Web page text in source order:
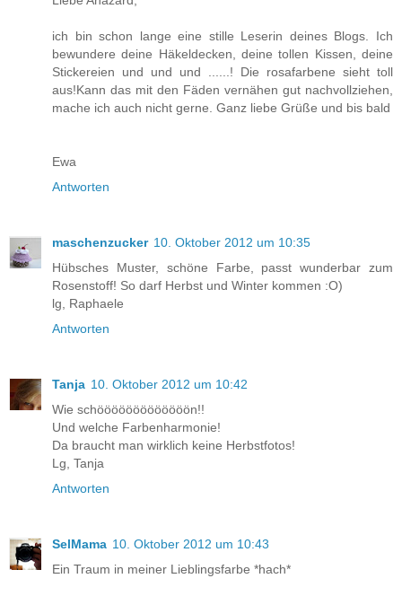
ich bin schon lange eine stille Leserin deines Blogs. Ich
bewundere deine Häkeldecken, deine tollen Kissen, deine
Stickereien und und und ......! Die rosafarbene sieht toll
aus!Kann das mit den Fäden vernähen gut nachvollziehen,
mache ich auch nicht gerne. Ganz liebe Grüße und bis bald
Ewa
Antworten
maschenzucker 10. Oktober 2012 um 10:35
Hübsches Muster, schöne Farbe, passt wunderbar zum
Rosenstoff! So darf Herbst und Winter kommen :O)
lg, Raphaele
Antworten
Tanja 10. Oktober 2012 um 10:42
Wie schööööööööööööön!!
Und welche Farbenharmonie!
Da braucht man wirklich keine Herbstfotos!
Lg, Tanja
Antworten
SelMama 10. Oktober 2012 um 10:43
Ein Traum in meiner Lieblingsfarbe *hach*